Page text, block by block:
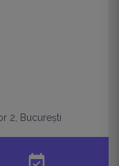
2, București